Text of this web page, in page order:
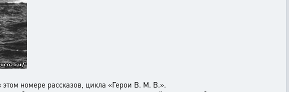
этом номере рассказов, цикла «Герои В. М. В.».